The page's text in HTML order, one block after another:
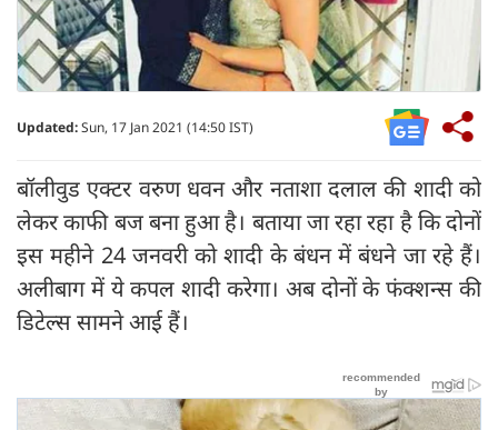
Updated:Sun, 17 Jan 2021 (14:50 IST)
बॉलीवुड एक्टर वरुण धवन और नताशा दलाल की शादी को
लेकर काफी बज बना हुआ है। बताया जा रहा रहा है कि दोनों
इस महीने 24 जनवरी को शादी के बंधन में बंधने जा रहे हैं।
अलीबाग में ये कपल शादी करेगा। अब दोनों के फंक्शन्स की
डिटेल्स सामने आई हैं।